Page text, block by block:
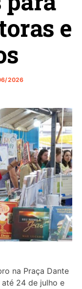
e
2026
na Praça Dante
24 de julho e